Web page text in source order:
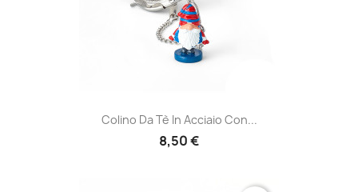
Colino Da Tè In Acciaio Con...
8,50 €